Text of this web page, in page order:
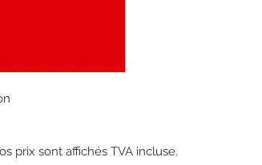
prix sont affichés TVA incluse.